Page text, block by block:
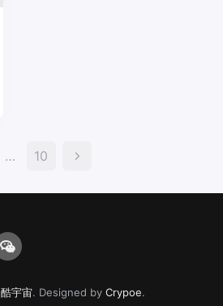
… 10
酷宇宙. Designed by Crypoe.